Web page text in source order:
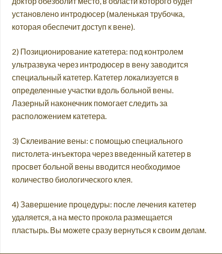
установлено интродюсер (маленькая трубочка,
которая обеспечит доступ к вене).
2) Позиционирование катетера: под контролем
ультразвука через интродюсер в вену заводится
специальный катетер. Катетер локализуется в
определенные участки вдоль больной вены.
Лазерный наконечник помогает следить за
расположением катетера.
3) Склеивание вены: с помощью специального
пистолета-инъектора через введенный катетер в
просвет больной вены вводится необходимое
количество биологического клея.
4) Завершение процедуры: после лечения катетер
удаляется, а на место прокола размещается
пластырь. Вы можете сразу вернуться к своим делам.